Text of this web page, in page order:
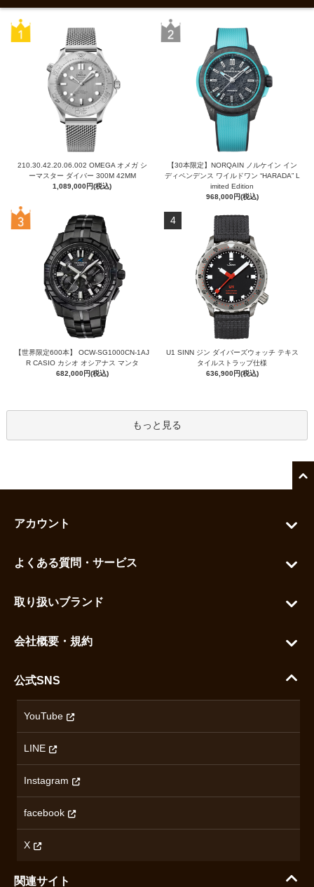
210.30.42.20.06.002 OMEGA オメガ シ
ーマスター ダイバー 300M 42MM
1,089,000円(税込)
【30本限定】NORQAIN ノルケイン イン
ディペンデンス ワイルドワン “HARADA” L
imited Edition
968,000円(税込)
【世界限定600本】 OCW-SG1000CN-1AJ
R CASIO カシオ オシアナス マンタ
682,000円(税込)
4
U1 SINN ジン ダイバーズウォッチ テキス
タイルストラップ仕様
636,900円(税込)
もっと見る
アカウント
お気に入りを見る
よくある質問・サービス
ご利用ガイド
配送・送料について
取り扱いブランド
セイコー
カシオ
ミナセ
オリエントスター
オメガ
ロンジン
ブランド一覧を見る
会社概要・規約
沿革
プライバシーポリシー
無断転載・商用利用について
コンテンツ制作ポリシーおよび生成AIの利用指針
公式SNS
YouTube
LINE
Instagram
facebook
X
関連サイト